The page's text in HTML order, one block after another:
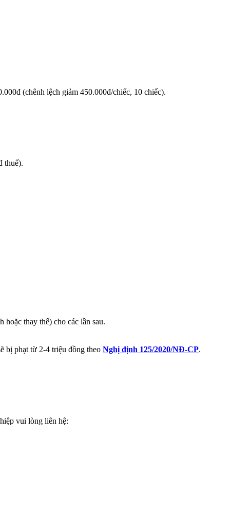
(chênh lệch giảm 450.000đ/chiếc, 10 chiếc).
thuế).
thay thế) cho các lần sau.
bị phạt từ 2-4 triệu đồng theo Nghị định 125/2020/NĐ-CP.
vui lòng liên hệ: